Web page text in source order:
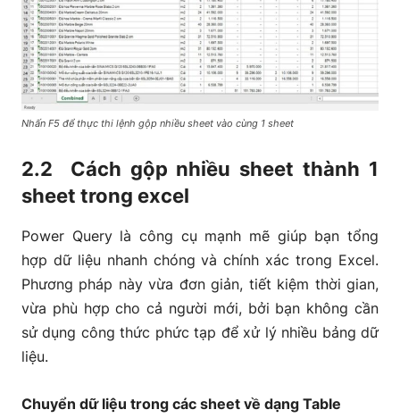
Nhấn F5 để thực thi lệnh gộp nhiều sheet vào cùng 1 sheet
2.2 Cách gộp nhiều sheet thành 1
sheet trong excel
Power Query là công cụ mạnh mẽ giúp bạn tổng
hợp dữ liệu nhanh chóng và chính xác trong Excel.
Phương pháp này vừa đơn giản, tiết kiệm thời gian,
vừa phù hợp cho cả người mới, bởi bạn không cần
sử dụng công thức phức tạp để xử lý nhiều bảng dữ
liệu.
Chuyển dữ liệu trong các sheet về dạng Table